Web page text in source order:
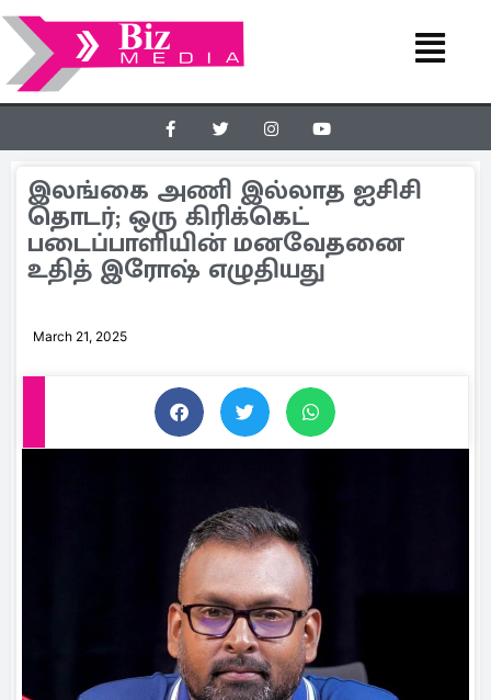
இலங்கை அணி இல்லாத ஐசிசி
தொடர்; ஒரு கிரிக்கெட்
படைப்பாளியின் மனவேதனை
உதித் இரோஷ் எழுதியது
March 21, 2025